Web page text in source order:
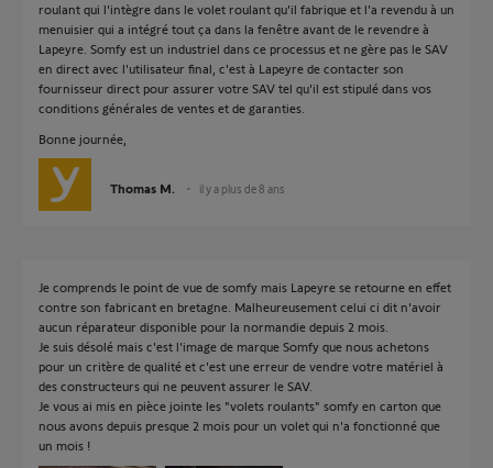
roulant qui l'intègre dans le volet roulant qu'il fabrique et l'a revendu à un
menuisier qui a intégré tout ça dans la fenêtre avant de le revendre à
Lapeyre. Somfy est un industriel dans ce processus et ne gère pas le SAV
en direct avec l'utilisateur final, c'est à Lapeyre de contacter son
fournisseur direct pour assurer votre SAV tel qu'il est stipulé dans vos
conditions générales de ventes et de garanties.
Bonne journée,
Thomas M. il y a plus de 8 ans
Je comprends le point de vue de somfy mais Lapeyre se retourne en effet
contre son fabricant en bretagne. Malheureusement celui ci dit n'avoir
aucun réparateur disponible pour la normandie depuis 2 mois.
Je suis désolé mais c'est l'image de marque Somfy que nous achetons
pour un critère de qualité et c'est une erreur de vendre votre matériel à
des constructeurs qui ne peuvent assurer le SAV.
Je vous ai mis en pièce jointe les "volets roulants" somfy en carton que
nous avons depuis presque 2 mois pour un volet qui n'a fonctionné que
un mois !